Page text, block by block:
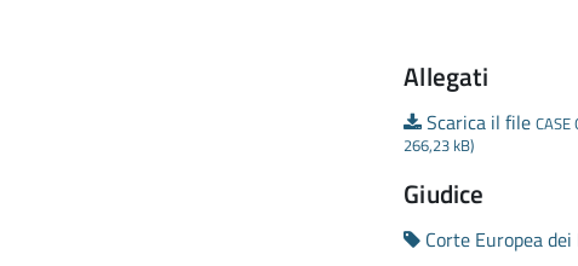
Allegati
Scarica il file
266,23 kB)
Giudice
Corte Europea